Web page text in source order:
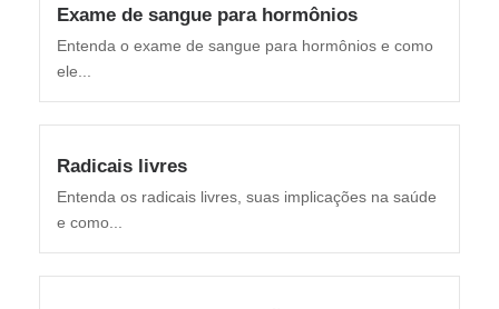
Exame de sangue para hormônios
Entenda o exame de sangue para hormônios e como
ele...
Radicais livres
Entenda os radicais livres, suas implicações na saúde
e como...